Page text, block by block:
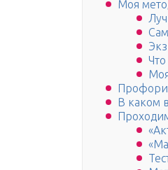
Моя
В каком